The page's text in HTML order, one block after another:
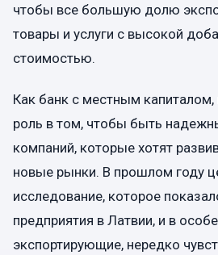
чтобы все большую долю
товары и услуги с высокой
стоимостью.
Как банк с местным
роль в том, чтобы быть
компаний, которые хотят
новые рынки. В прошлом году
исследование, которое
предприятия в Латвии, и в
экспортирующие, нередко